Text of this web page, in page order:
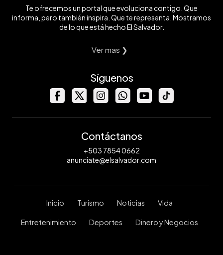
Te ofrecemos un portal que evoluciona contigo. Que
informa, pero también inspira. Que te representa. Mostramos
de lo que está hecho El Salvador.
Ver mas ❯
Síguenos
Contáctanos
+503 7854 0662
anunciate@elsalvador.com
Inicio Turismo Noticias Vida
Entretenimiento Deportes Dinero y Negocios